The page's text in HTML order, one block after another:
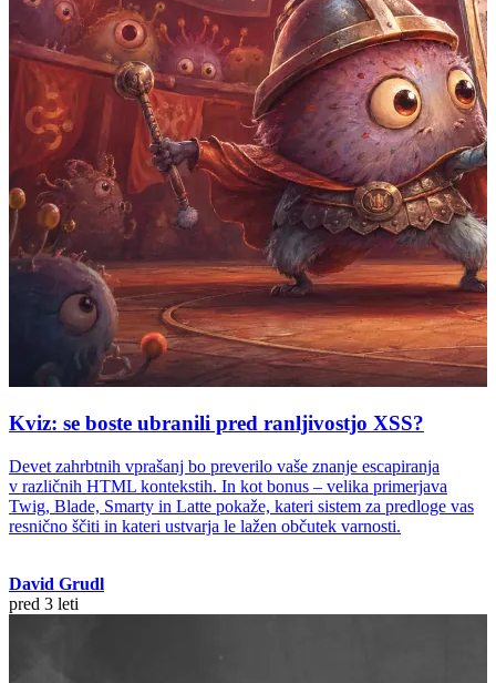
Kviz: se boste ubranili pred ranljivostjo XSS?
Devet zahrbtnih vprašanj bo preverilo vaše znanje escapiranja
v različnih HTML kontekstih. In kot bonus – velika primerjava
Twig, Blade, Smarty in Latte pokaže, kateri sistem za predloge vas
resnično ščiti in kateri ustvarja le lažen občutek varnosti.
David Grudl
pred 3 leti